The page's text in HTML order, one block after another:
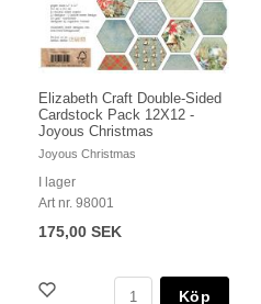
Elizabeth Craft Double-Sided
Cardstock Pack 12X12 -
Joyous Christmas
Joyous Christmas
I lager
Art nr. 98001
175,00 SEK
Köp